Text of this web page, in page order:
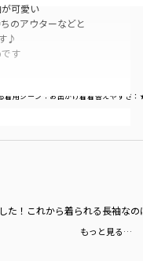
着用シーン ：お出かけ着着替えやすさ
た！これから着られる長袖な
もっと見る…
可愛い
のアウターなどと
♪
す